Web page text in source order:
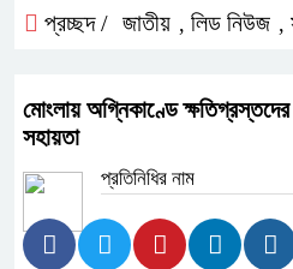
প্রচ্ছদ / জাতীয় , লিড নিউজ ,
মোংলায় অগ্নিকাণ্ডে ক্ষতিগ্রস্তদের
সহায়তা
প্রতিনিধির নাম